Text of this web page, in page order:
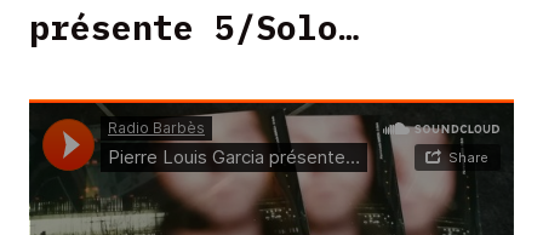
présente 5/Solo…